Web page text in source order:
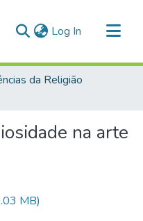
Log In (current)
da Religião
na arte
MB)